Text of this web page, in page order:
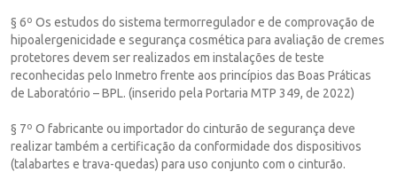
§ 6º Os estudos do sistema termorregulador e de comprovação de
hipoalergenicidade e segurança cosmética para avaliação de cremes
protetores devem ser realizados em instalações de teste
reconhecidas pelo Inmetro frente aos princípios das Boas Práticas
de Laboratório – BPL. (inserido pela Portaria MTP 349, de 2022)
§ 7º O fabricante ou importador do cinturão de segurança deve
realizar também a certificação da conformidade dos dispositivos
(talabartes e trava-quedas) para uso conjunto com o cinturão.